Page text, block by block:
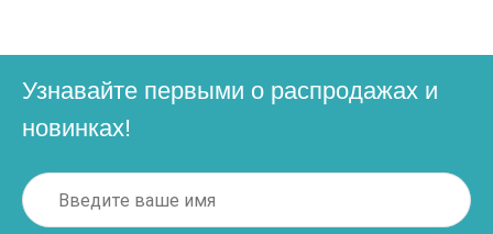
Узнавайте первыми о распродажах и
новинках!